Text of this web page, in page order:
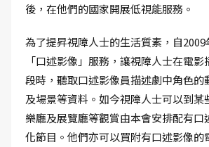
後，在他們的國家開展低視能服務。
為了提昇視障人士的生活質素，自
「口述影像」服務，讓視障人士在電影
段時，聽取口述影像員描述劇中角色的
及場景等資料。如今視障人士可以到某
樂廳及展覽廳等觀賞由本會安排配有口
化節目。他們亦可以買附有口述影像的